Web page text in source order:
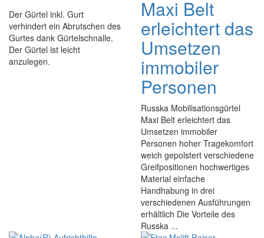
Der Gürtel inkl. Gurt
verhindert ein Abrutschen des
Gurtes dank Gürtelschnalle.
Der Gürtel ist leicht
anzulegen.
Maxi Belt
erleichtert das
Umsetzen
immobiler
Personen
Russka Mobilisationsgürtel
Maxi Belt erleichtert das
Umsetzen immobiler
Personen hoher Tragekomfort
weich gepolstert verschiedene
Greifpositionen hochwertiges
Material einfache
Handhabung in drei
verschiedenen Ausführungen
erhältlich Die Vorteile des
Russka ...